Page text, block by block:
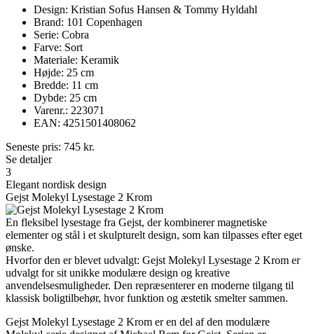
Design: Kristian Sofus Hansen & Tommy Hyldahl
Brand: 101 Copenhagen
Serie: Cobra
Farve: Sort
Materiale: Keramik
Højde: 25 cm
Bredde: 11 cm
Dybde: 25 cm
Varenr.: 223071
EAN: 4251501408062
Seneste pris: 745 kr.
Se detaljer
3
Elegant nordisk design
Gejst Molekyl Lysestage 2 Krom
En fleksibel lysestage fra Gejst, der kombinerer magnetiske
elementer og stål i et skulpturelt design, som kan tilpasses efter eget
ønske.
Hvorfor den er blevet udvalgt: Gejst Molekyl Lysestage 2 Krom er
udvalgt for sit unikke modulære design og kreative
anvendelsesmuligheder. Den repræsenterer en moderne tilgang til
klassisk boligtilbehør, hvor funktion og æstetik smelter sammen.
Gejst Molekyl Lysestage 2 Krom er en del af den modulære